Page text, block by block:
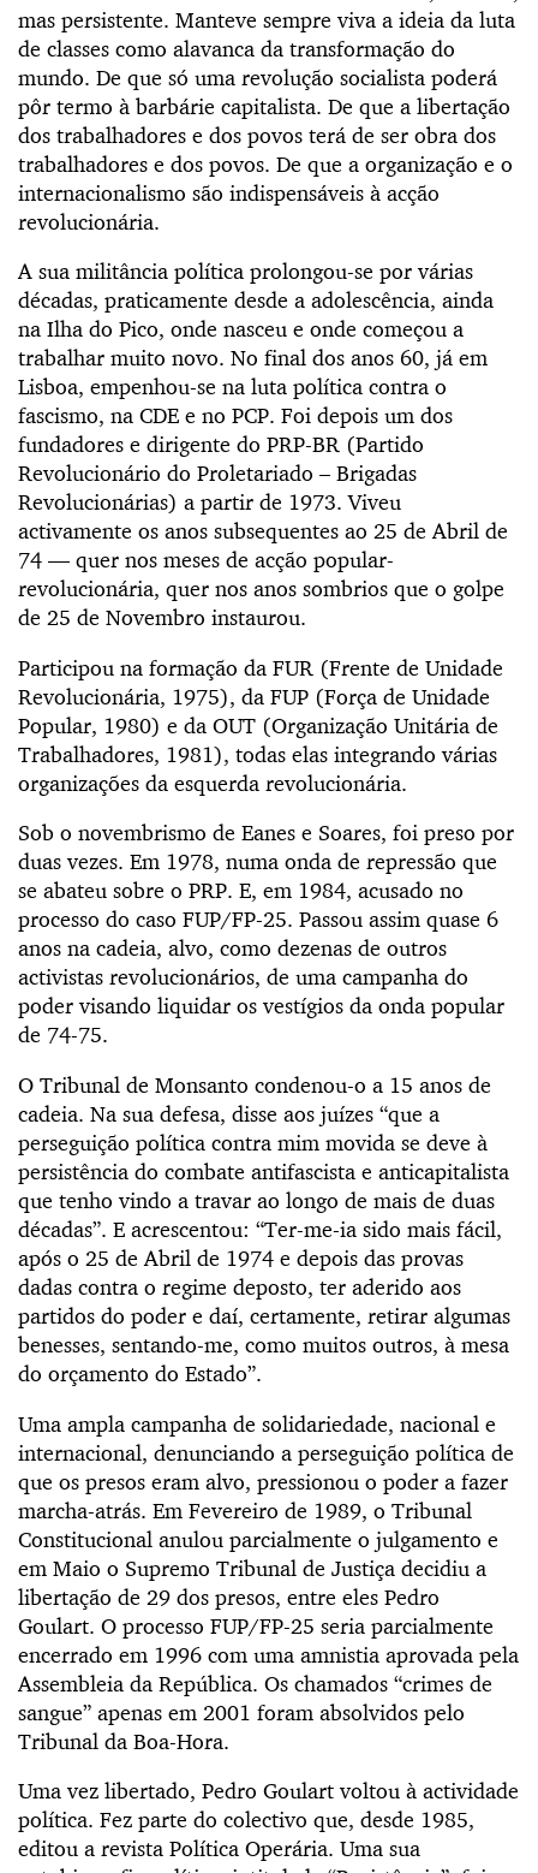
mas persistente. Manteve sempre viva a ideia da luta
de classes como alavanca da transformação do
mundo. De que só uma revolução socialista poderá
pôr termo à barbárie capitalista. De que a libertação
dos trabalhadores e dos povos terá de ser obra dos
trabalhadores e dos povos. De que a organização e o
internacionalismo são indispensáveis à acção
revolucionária.
A sua militância política prolongou-se por várias
décadas, praticamente desde a adolescência, ainda
na Ilha do Pico, onde nasceu e onde começou a
trabalhar muito novo. No final dos anos 60, já em
Lisboa, empenhou-se na luta política contra o
fascismo, na CDE e no PCP. Foi depois um dos
fundadores e dirigente do PRP-BR (Partido
Revolucionário do Proletariado – Brigadas
Revolucionárias) a partir de 1973. Viveu
activamente os anos subsequentes ao 25 de Abril de
74 — quer nos meses de acção popular-
revolucionária, quer nos anos sombrios que o golpe
de 25 de Novembro instaurou.
Participou na formação da FUR (Frente de Unidade
Revolucionária, 1975), da FUP (Força de Unidade
Popular, 1980) e da OUT (Organização Unitária de
Trabalhadores, 1981), todas elas integrando várias
organizações da esquerda revolucionária.
Sob o novembrismo de Eanes e Soares, foi preso por
duas vezes. Em 1978, numa onda de repressão que
se abateu sobre o PRP. E, em 1984, acusado no
processo do caso FUP/FP-25. Passou assim quase 6
anos na cadeia, alvo, como dezenas de outros
activistas revolucionários, de uma campanha do
poder visando liquidar os vestígios da onda popular
de 74-75.
O Tribunal de Monsanto condenou-o a 15 anos de
cadeia. Na sua defesa, disse aos juízes “que a
perseguição política contra mim movida se deve à
persistência do combate antifascista e anticapitalista
que tenho vindo a travar ao longo de mais de duas
décadas”. E acrescentou: “Ter-me-ia sido mais fácil,
após o 25 de Abril de 1974 e depois das provas
dadas contra o regime deposto, ter aderido aos
partidos do poder e daí, certamente, retirar algumas
benesses, sentando-me, como muitos outros, à mesa
do orçamento do Estado”.
Uma ampla campanha de solidariedade, nacional e
internacional, denunciando a perseguição política de
que os presos eram alvo, pressionou o poder a fazer
marcha-atrás. Em Fevereiro de 1989, o Tribunal
Constitucional anulou parcialmente o julgamento e
em Maio o Supremo Tribunal de Justiça decidiu a
libertação de 29 dos presos, entre eles Pedro
Goulart. O processo FUP/FP-25 seria parcialmente
encerrado em 1996 com uma amnistia aprovada pela
Assembleia da República. Os chamados “crimes de
sangue” apenas em 2001 foram absolvidos pelo
Tribunal da Boa-Hora.
Uma vez libertado, Pedro Goulart voltou à actividade
política. Fez parte do colectivo que, desde 1985,
editou a revista Política Operária. Uma sua